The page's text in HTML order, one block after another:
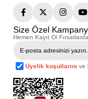
Size Özel
Hemen Kayıt Ol
Üyelik koşullarını ve